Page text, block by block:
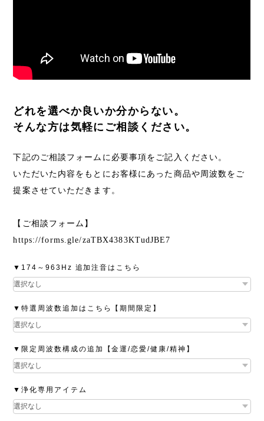
どれを選べか良いか分からない。
そんな方は気軽にご相談ください。
下記のご相談フォームに必要事項をご記入ください。
いただいた内容をもとにお客様にあった商品や周波数をご
提案させていただきます。
【ご相談フォーム】
https://forms.gle/zaTBX4383KTudJBE7
▼174～963Hz 追加注音はこちら
▼特選周波数追加はこちら【期間限定】
▼限定周波数構成の追加【金運/恋愛/健康/精神】
▼浄化専用アイテム